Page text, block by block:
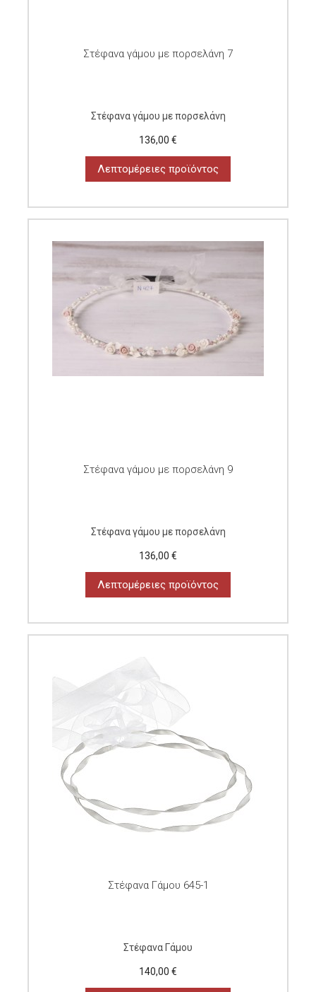
Στέφανα γάμου με πορσελάνη 7
Στέφανα γάμου με πορσελάνη
136,00 €
Λεπτομέρειες προϊόντος
Στέφανα γάμου με πορσελάνη 9
Στέφανα γάμου με πορσελάνη
136,00 €
Λεπτομέρειες προϊόντος
Στέφανα Γάμου 645-1
Στέφανα Γάμου
140,00 €